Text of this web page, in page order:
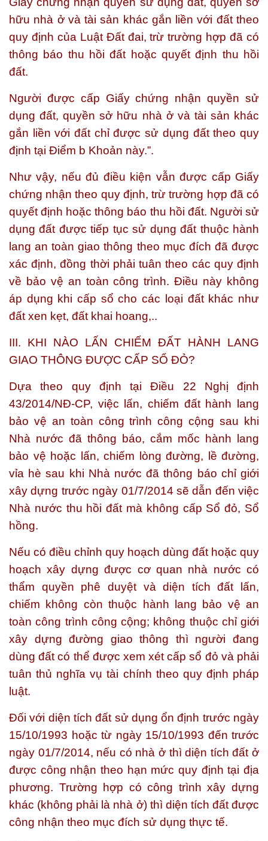
hữu nhà ở và tài sản khác gắn liền với đất theo
quy định của Luật Đất đai, trừ trường hợp đã có
thông báo thu hồi đất hoặc quyết định thu hồi
đất.
Người được cấp Giấy chứng nhận quyền sử
dụng đất, quyền sở hữu nhà ở và tài sản khác
gắn liền với đất chỉ được sử dụng đất theo quy
định tại Điểm b Khoản này.”.
Như vậy, nếu đủ điều kiện vẫn được cấp Giấy
chứng nhận theo quy định, trừ trường hợp đã có
quyết định hoặc thông báo thu hồi đất. Người sử
dụng đất được tiếp tục sử dụng đất thuộc hành
lang an toàn giao thông theo mục đích đã được
xác định, đồng thời phải tuân theo các quy định
về bảo vệ an toàn công trình. Điều này không
áp dụng khi cấp sổ cho các loại đất khác như
đất xen kẹt, đất khai hoang,..
III. KHI NÀO LẤN CHIẾM ĐẤT HÀNH LANG
GIAO THÔNG ĐƯỢC CẤP SỔ ĐỎ?
Dựa theo quy định tại Điều 22 Nghị định
43/2014/NĐ-CP, việc lấn, chiếm đất hành lang
bảo vệ an toàn công trình công cộng sau khi
Nhà nước đã thông báo, cắm mốc hành lang
bảo vệ hoặc lấn, chiếm lòng đường, lề đường,
vỉa hè sau khi Nhà nước đã thông báo chỉ giới
xây dựng trước ngày 01/7/2014 sẽ dẫn đến việc
Nhà nước thu hồi đất mà không cấp Sổ đỏ, Sổ
hồng.
Nếu có điều chỉnh quy hoạch dùng đất hoặc quy
hoạch xây dựng được cơ quan nhà nước có
thẩm quyền phê duyệt và diện tích đất lấn,
chiếm không còn thuộc hành lang bảo vệ an
toàn công trình công cộng; không thuộc chỉ giới
xây dựng đường giao thông thì người đang
dùng đất có thể được xem xét cấp sổ đỏ và phải
tuân thủ nghĩa vụ tài chính theo quy định pháp
luật.
Đối với diện tích đất sử dụng ổn định trước ngày
15/10/1993 hoặc từ ngày 15/10/1993 đến trước
ngày 01/7/2014, nếu có nhà ở thì diện tích đất ở
được công nhận theo hạn mức quy định tại địa
phương. Trường hợp có công trình xây dựng
khác (không phải là nhà ở) thì diện tích đất được
công nhận theo mục đích sử dụng thực tế.